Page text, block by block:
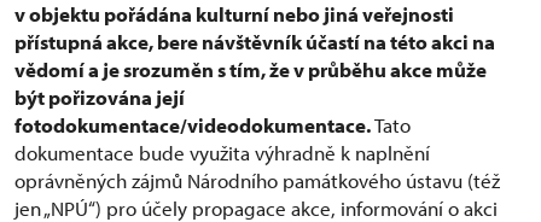
v objektu pořádána kulturní nebo jiná veřejnosti
přístupná akce, bere návštěvník účastí na této akci na
vědomí a je srozuměn s tím, že v průběhu akce může
být pořizována její
fotodokumentace/videodokumentace.Tato
dokumentace bude využita výhradně k naplnění
oprávněných zájmů Národního památkového ústavu (též
jen „NPÚ“) pro účely propagace akce, informování o akci